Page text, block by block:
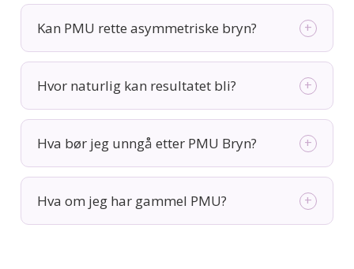
Kan PMU rette asymmetriske bryn? +
Hvor naturlig kan resultatet bli? +
Hva bør jeg unngå etter PMU Bryn? +
Hva om jeg har gammel PMU? +